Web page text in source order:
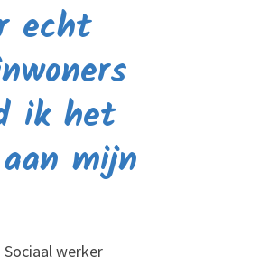
echt
ik het
mijn
werker